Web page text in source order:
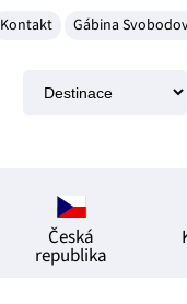
Kontakt Gábina
Česká
republika